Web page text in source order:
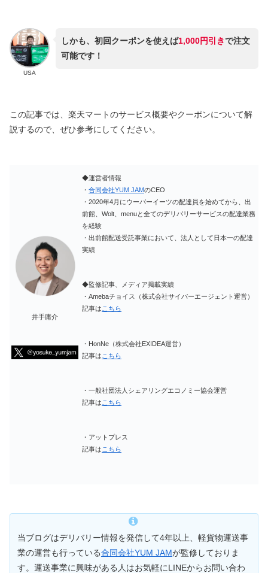
USA
しかも、初回クーポンを使えば1,000円引きで注文
可能です！
この記事では、楽天マートのサービス概要やクーポンについて解
説するので、ぜひ参考にしてください。
井手庸介
◆運営者情報
・ 合同会社YUM JAMのCEO
・2020年4月にウーバーイーツの配達員を始めてから、出
前館、Wolt、menuと全てのデリバリーサービスの配達業務
を経験
・出前館配送受託事業において、法人として日本一の配達
実績
◆監修記事、メディア掲載実績
・Amebaチョイス（株式会社サイバーエージェント運営）
記事はこちら
・HonNe（株式会社EXIDEA運営）
記事は こちら
・一般社団法人シェアリングエコノミー協会運営
記事は こちら
・アットプレス
記事は こちら
当ブログはデリバリー情報を発信して4年以上、軽貨物運送事
業の運営も行っている合同会社YUM JAMが監修しておりま
す。運送事業に興味がある人はお気軽にLINEからお問い合わ